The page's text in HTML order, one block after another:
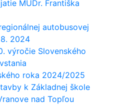
MUDr. Františka
autobusovej
2024
výročie Slovenského
roka 2024/2025
k Základnej škole
nad Topľou